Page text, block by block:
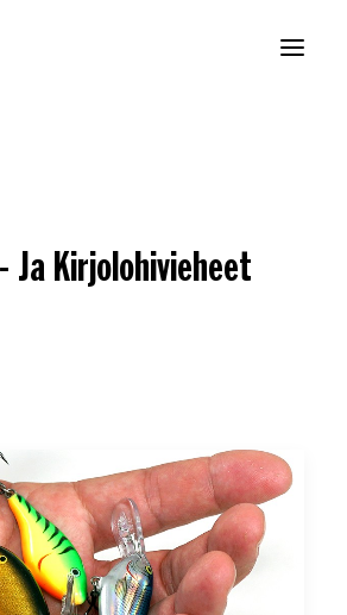
Ja Kirjolohivieheet